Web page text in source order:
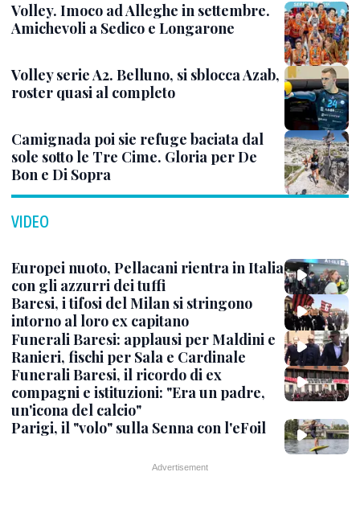
Volley. Imoco ad Alleghe in settembre.
Amichevoli a Sedico e Longarone
Volley serie A2. Belluno, si sblocca Azab,
roster quasi al completo
Camignada poi sie refuge baciata dal
sole sotto le Tre Cime. Gloria per De
Bon e Di Sopra
VIDEO
Europei nuoto, Pellacani rientra in Italia
con gli azzurri dei tuffi
Baresi, i tifosi del Milan si stringono
intorno al loro ex capitano
Funerali Baresi: applausi per Maldini e
Ranieri, fischi per Sala e Cardinale
Funerali Baresi, il ricordo di ex
compagni e istituzioni: "Era un padre,
un'icona del calcio"
Parigi, il "volo" sulla Senna con l'eFoil